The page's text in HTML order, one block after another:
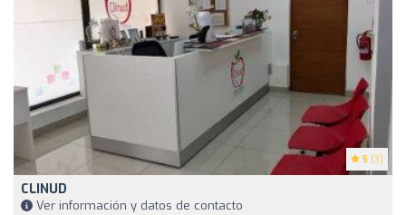
5 (3)
CLINUD
Ver información y datos de contacto